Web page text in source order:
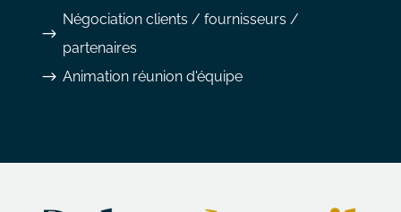
$
Négociation clients / fournisseurs /
partenaires
$ Animation réunion d'équipe